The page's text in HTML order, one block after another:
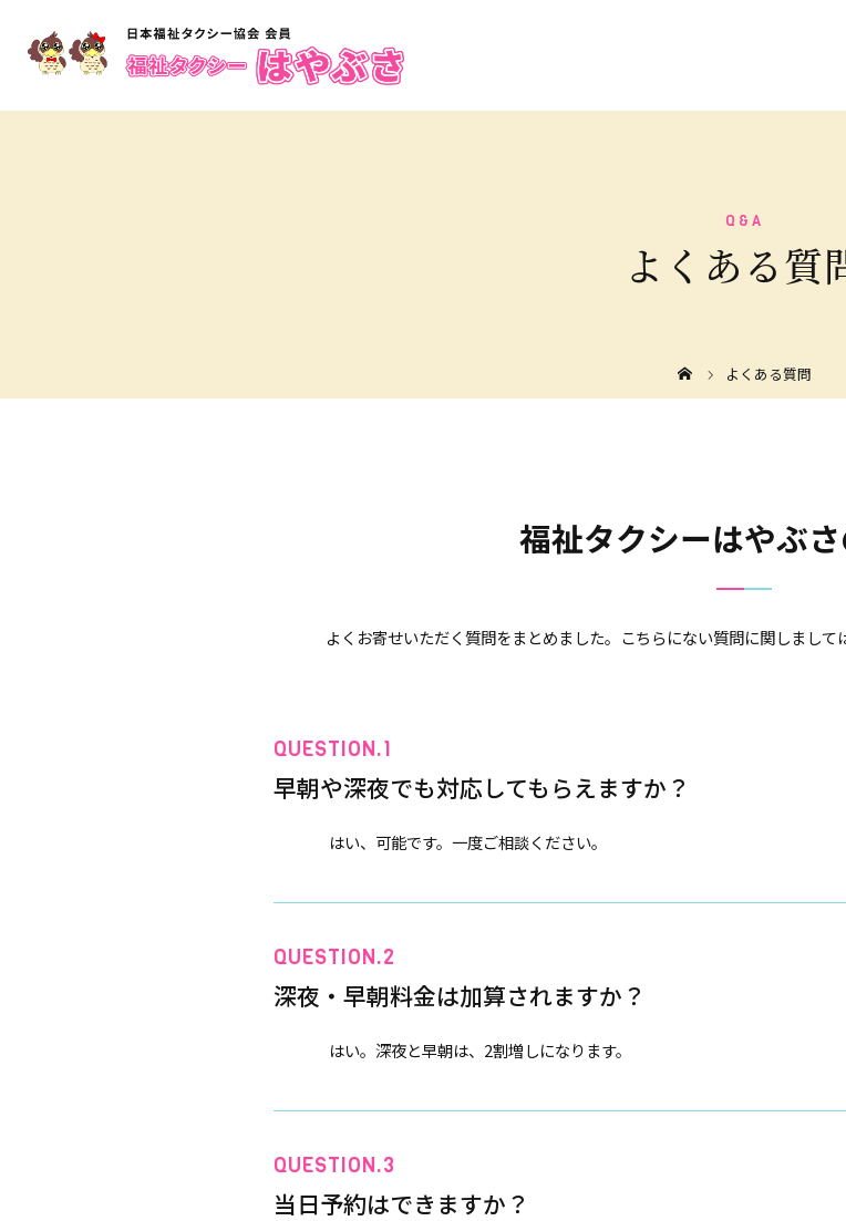
Q&A
よくある質
よくある質問
福祉タクシーはやぶ
よくお寄せいただく質問をまとめました。こちらにない質問に関しまして
早朝や深夜でも対応してもらえますか？
はい、可能です。一度ご相談ください。
深夜・早朝料金は加算されますか？
はい。深夜と早朝は、2割増しになります。
当日予約はできますか？